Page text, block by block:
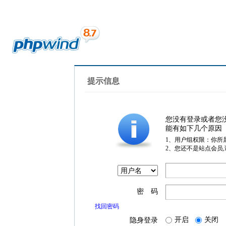
提示信息
您没有登录或者您
能有如下几个原因
1、用户组权限：你所
2、您还不是站点会员
密 码
找回密码
隐身登录 开启 关闭